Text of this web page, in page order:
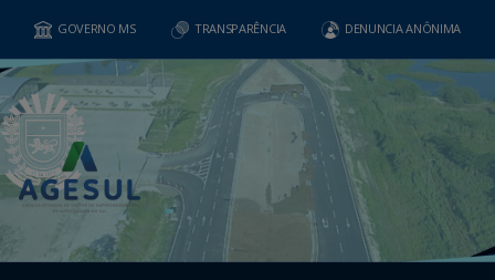
GOVERNO MS TRANSPARÊNCIA DENUNCIA ANÔNIMA